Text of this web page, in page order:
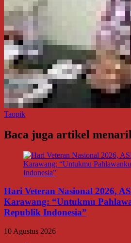
Taopik
Baca juga artikel
Hari Veteran Nasional 2026,
Karawang: “Untukmu
Republik Indonesia”
10 Agustus 2026